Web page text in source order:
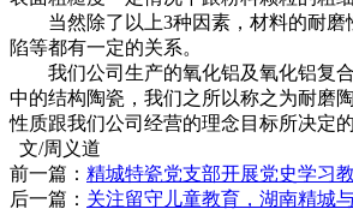
当然除了以上3种因素，材料的耐磨
陷等都有一定的关系。
我们公司生产的氧化铝及氧化铝复合
中的结构陶瓷，我们之所以称之为耐磨
性质跟我们公司经营的理念目标所决定的
文/周义道
前一篇： 精城特瓷党支部开展党史学习
后一篇： 关注留守儿童教育，湖南精城